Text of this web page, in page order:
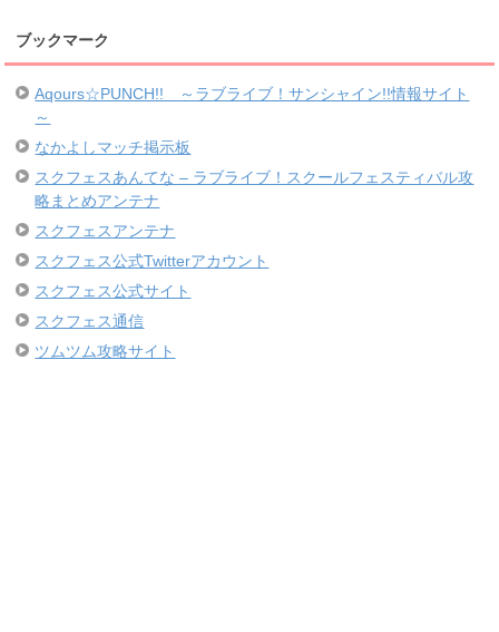
ブックマーク
Aqours☆PUNCH!! ～ラブライブ！サンシャイン!!情報サイト
～
なかよしマッチ掲示板
スクフェスあんてな – ラブライブ！スクールフェスティバル攻
略まとめアンテナ
スクフェスアンテナ
スクフェス公式Twitterアカウント
スクフェス公式サイト
スクフェス通信
ツムツム攻略サイト